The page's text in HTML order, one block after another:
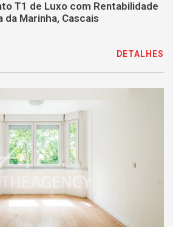
T1 de Luxo com Rentabilidade
da Marinha, Cascais
DETALHES